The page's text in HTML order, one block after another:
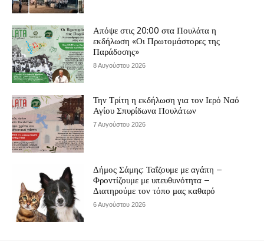
Απόψε στις 20:00 στα Πουλάτα η
εκδήλωση «Οι Πρωτομάστορες της
Παράδοσης»
8 Αυγούστου 2026
Την Τρίτη η εκδήλωση για τον Ιερό Ναό
Αγίου Σπυρίδωνα Πουλάτων
7 Αυγούστου 2026
Δήμος Σάμης: Ταΐζουμε με αγάπη –
Φροντίζουμε με υπευθυνότητα –
Διατηρούμε τον τόπο μας καθαρό
6 Αυγούστου 2026